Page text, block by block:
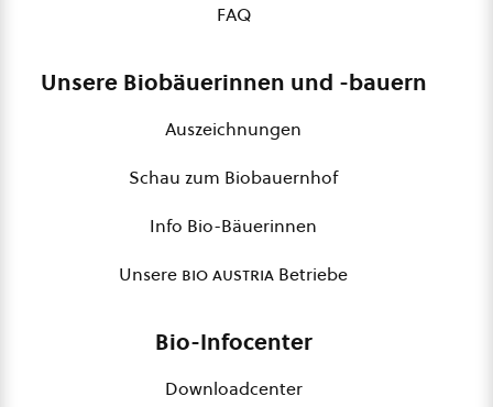
FAQ
Unsere Biobäuerinnen und -bauern
Auszeichnungen
Schau zum Biobauernhof
Info Bio-Bäuerinnen
Unsere bio austria Betriebe
Bio-Infocenter
Downloadcenter